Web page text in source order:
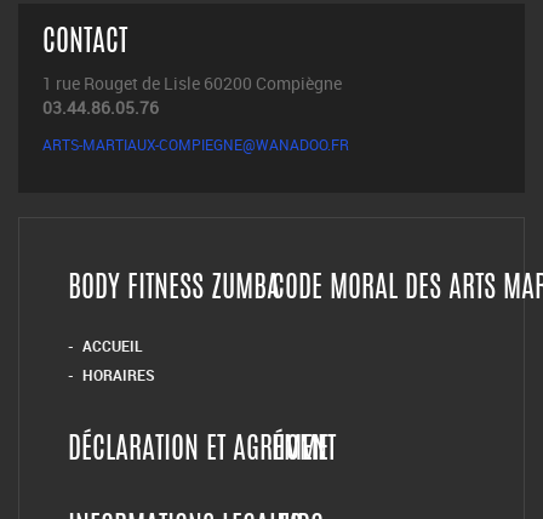
CONTACT
1 rue Rouget de Lisle 60200 Compiègne
03.44.86.05.76
ARTS-MARTIAUX-COMPIEGNE@WANADOO.FR
BODY FITNESS ZUMBA
ACCUEIL
HORAIRES
CODE MORAL DES ARTS
DÉCLARATION ET AGRÉMENT
HOME